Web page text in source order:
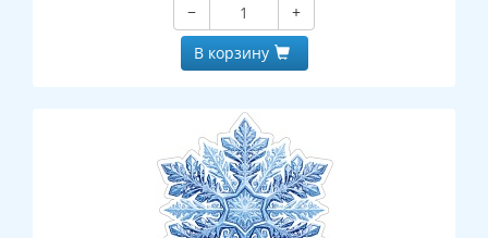
−
+
В корзину